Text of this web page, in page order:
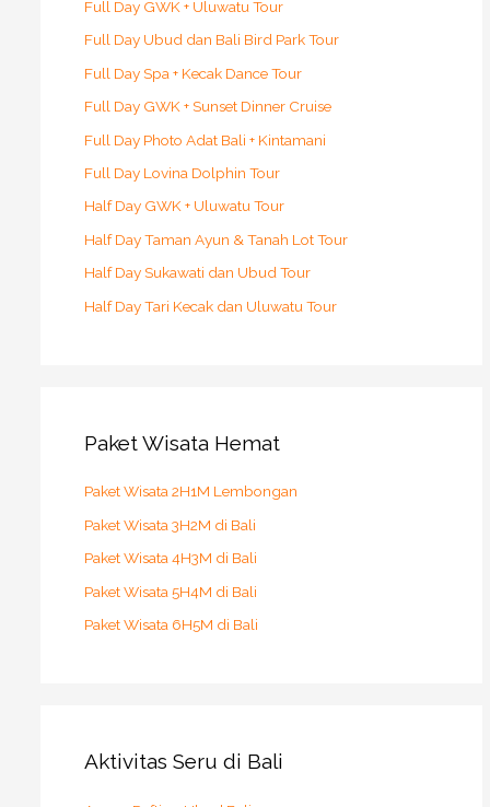
Full Day GWK + Uluwatu Tour
Full Day Ubud dan Bali Bird Park Tour
Full Day Spa + Kecak Dance Tour
Full Day GWK + Sunset Dinner Cruise
Full Day Photo Adat Bali + Kintamani
Full Day Lovina Dolphin Tour
Half Day GWK + Uluwatu Tour
Half Day Taman Ayun & Tanah Lot Tour
Half Day Sukawati dan Ubud Tour
Half Day Tari Kecak dan Uluwatu Tour
Paket Wisata Hemat
Paket Wisata 2H1M Lembongan
Paket Wisata 3H2M di Bali
Paket Wisata 4H3M di Bali
Paket Wisata 5H4M di Bali
Paket Wisata 6H5M di Bali
Aktivitas Seru di Bali